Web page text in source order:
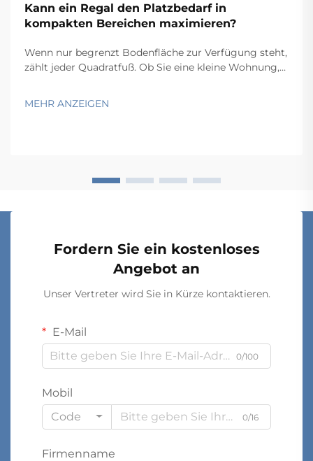
Kann ein Regal den Platzbedarf in
kompakten Bereichen maximieren?
Wenn nur begrenzt Bodenfläche zur Verfügung steht,
zählt jeder Quadratfuß. Ob Sie eine kleine Wohnung,
organisieren – die Herausforderung bleibt dieselbe:
MEHR ANZEIGEN
Fordern Sie ein kostenloses
Angebot an
Unser Vertreter wird Sie in Kürze kontaktieren.
E-Mail
0/100
Mobil
Code
0/16
Firmenname